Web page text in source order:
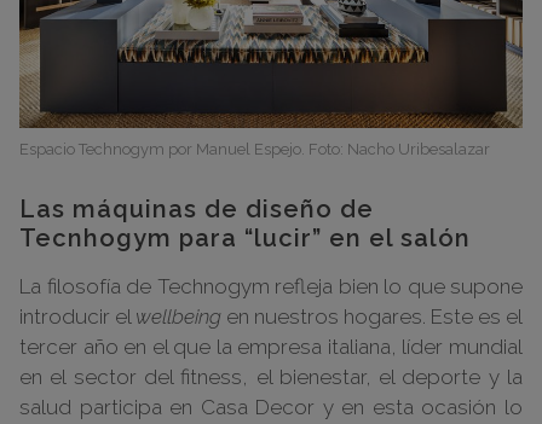
Espacio Technogym por Manuel Espejo. Foto: Nacho Uribesalazar
Las máquinas de diseño de
Tecnhogym para “lucir” en el salón
La filosofía de Technogym refleja bien lo que supone
introducir el wellbeing en nuestros hogares. Este es el
tercer año en el que la empresa italiana, líder mundial
en el sector del fitness, el bienestar, el deporte y la
salud participa en Casa Decor y en esta ocasión lo